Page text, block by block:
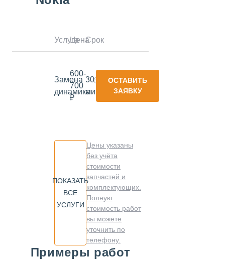
УслугаЦенаСрок
Замена
динамика
600-
700
₽
30
минут
ОСТАВИТЬ
ЗАЯВКУ
ПОКАЗАТЬ
ВСЕ
УСЛУГИ
Цены указаны
без учёта
стоимости
запчастей и
комплектующих.
Полную
стоимость работ
вы можете
уточнить по
телефону.
Примеры работ